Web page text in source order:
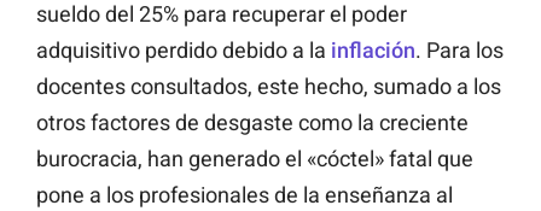
sueldo del 25% para recuperar el poder
adquisitivo perdido debido a la inflación. Para los
docentes consultados, este hecho, sumado a los
otros factores de desgaste como la creciente
burocracia, han generado el «cóctel» fatal que
pone a los profesionales de la enseñanza al